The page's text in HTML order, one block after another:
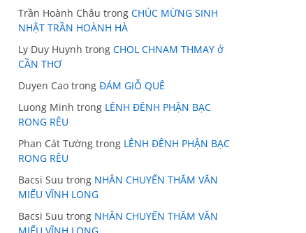
Trần Hoành Châu trong CHÚC MỪNG SINH
NHẬT TRẦN HOÀNH HÀ
Ly Duy Huynh trong CHOL CHNAM THMAY ở
CẦN THƠ
Duyen Cao trong ĐÁM GIỖ QUÊ
Luong Minh trong LÊNH ĐÊNH PHẬN BẠC
RONG RÊU
Phan Cát Tường trong LÊNH ĐÊNH PHẬN BẠC
RONG RÊU
Bacsi Suu trong NHÂN CHUYẾN THĂM VĂN
MIẾU VĨNH LONG
Bacsi Suu trong NHÂN CHUYẾN THĂM VĂN